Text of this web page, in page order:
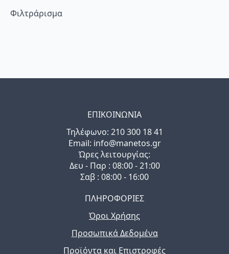
Φιλτράρισμα
ΕΠΙΚΟΙΝΩΝΙΑ
Τηλέφωνo: 210 300 18 41
Email: info@manetos.gr
Ώρες λειτουργίας:
Δευ - Παρ : 08:00 - 21:00
Σαβ : 08:00 - 16:00
ΠΛΗΡΟΦΟΡΙΕΣ
Όροι Χρήσης
Προσωπικά Δεδομένα
Προϊόντα και Επιστροφές